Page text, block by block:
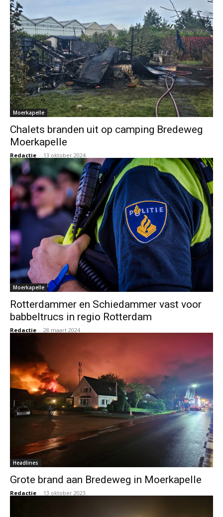
Moerkapelle
Chalets branden uit op camping Bredeweg
Moerkapelle
Redactie - 13 oktober 2024
Moerkapelle
Rotterdammer en Schiedammer vast voor
babbeltrucs in regio Rotterdam
Redactie - 28 maart 2024
Headlines
Grote brand aan Bredeweg in Moerkapelle
Redactie - 13 oktober 2023